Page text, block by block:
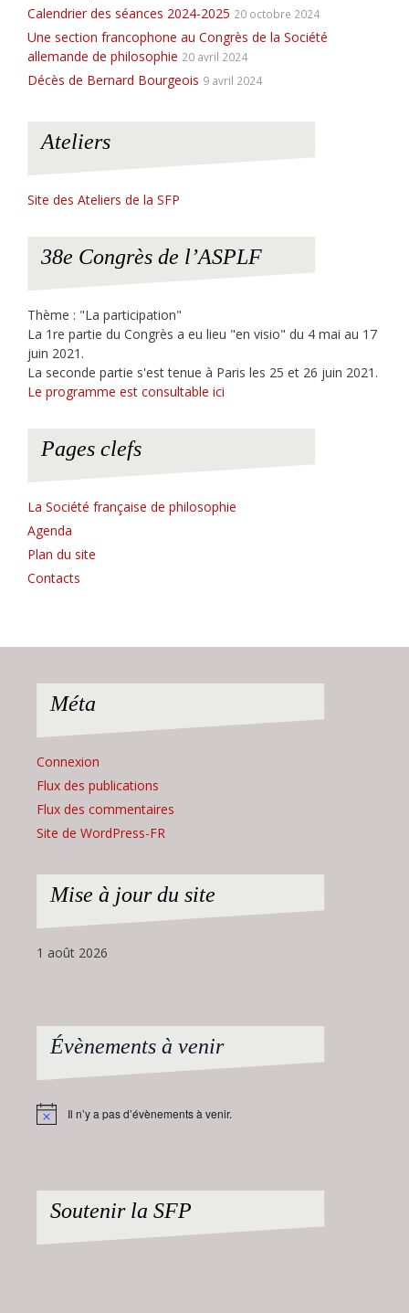
Calendrier des séances 2024-2025 20 octobre 2024
Une section francophone au Congrès de la Société
allemande de philosophie 20 avril 2024
Décès de Bernard Bourgeois 9 avril 2024
Ateliers
Site des Ateliers de la SFP
38e Congrès de l’ASPLF
Thème : "La participation"
La 1re partie du Congrès a eu lieu "en visio" du 4 mai au 17
juin 2021.
La seconde partie s'est tenue à Paris les 25 et 26 juin 2021.
Le programme est consultable ici
Pages clefs
La Société française de philosophie
Agenda
Plan du site
Contacts
Méta
Connexion
Flux des publications
Flux des commentaires
Site de WordPress-FR
Mise à jour du site
1 août 2026
Évènements à venir
Notice Il n’y a pas d’évènements à venir.
Soutenir la SFP